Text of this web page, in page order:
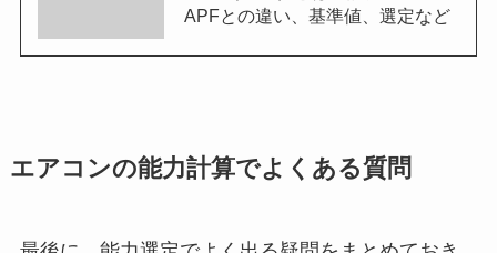
APFとの違い、基準値、選定など
エアコンの能力計算でよくある質問